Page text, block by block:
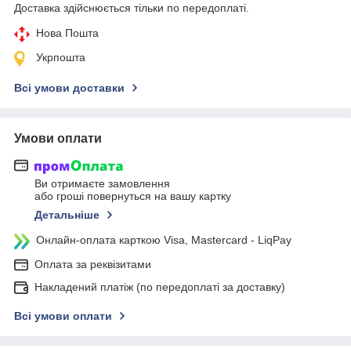
Доставка здійснюється тільки по передоплаті.
Нова Пошта
Укрпошта
Всі умови доставки
Умови оплати
Ви отримаєте замовлення
або гроші повернуться на вашу картку
Детальніше
Онлайн-оплата карткою Visa, Mastercard - LiqPay
Оплата за реквізитами
Накладений платіж (по передоплаті за доставку)
Всі умови оплати